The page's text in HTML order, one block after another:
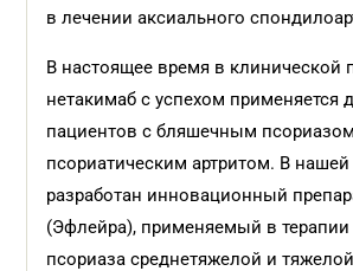
в лечении аксиального
В настоящее время в клинической
нетакимаб с успехом применяется
пациентов с бляшечным
псориатическим артритом. В нашей
разработан инновационный
(Эфлейра), применяемый в терапии
псориаза среднетяжелой и